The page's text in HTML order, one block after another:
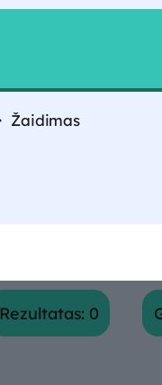
Žaidimas
Rezultatas: 0